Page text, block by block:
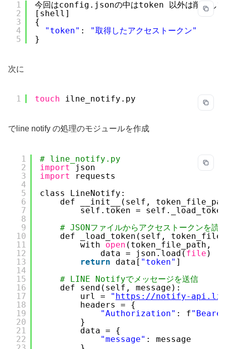
1
2
3
4
5
今回はconfig.jsonの中はtoken 以外は削除して
[shell]
{
"token" :
"取得したアクセストークン"
}
次に
1 touch ilne_notify.py
でline notify の処理のモジュールを作成
1
2
3
4
5
6
7
8
9
10
11
12
13
14
15
16
17
18
19
20
21
22
# line_notify.py
import
json
import
requests
class LineNotify:
def __init__(self,
self.token =
# JSONファイルからアクセストークンを読
def _load_token(self,
with open (token_file_path,
data = json.load( file )
return
data[ "token" ]
# LINE Notifyでメッセージを送信
def send(self, message):
url =
" https://notify-
headers = {
"Authorization" : f
}
data = {
"message" : message